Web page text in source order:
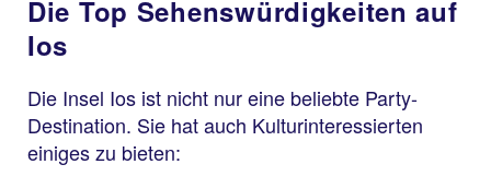
Die Top Sehenswürdigkeiten auf
Ios
Die Insel Ios ist nicht nur eine beliebte Party-
Destination. Sie hat auch Kulturinteressierten
einiges zu bieten: